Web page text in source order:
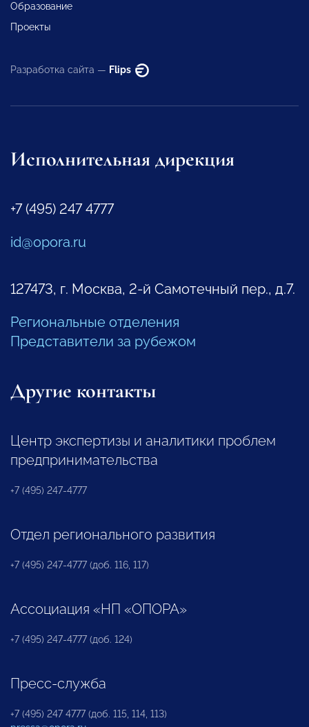
Образование
Проекты
Разработка сайта — Flips
Исполнительная дирекция
+7 (495) 247 4777
id@opora.ru
127473, г. Москва, 2-й Самотечный пер., д.7.
Региональные отделения
Представители за рубежом
Другие контакты
Центр экспертизы и аналитики проблем
предпринимательства
+7 (495) 247-4777
Отдел регионального развития
+7 (495) 247-4777 (доб. 116, 117)
Ассоциация «НП «ОПОРА»
+7 (495) 247-4777 (доб. 124)
Пресс-служба
+7 (495) 247 4777 (доб. 115, 114, 113)